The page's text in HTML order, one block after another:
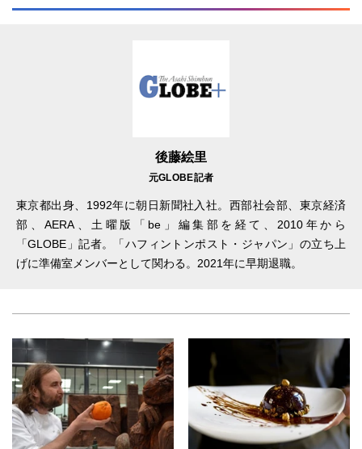
後藤絵里
元GLOBE記者
東京都出身、1992年に朝日新聞社入社。西部社会部、東京経済
部、AERA、土曜版「be」編集部を経て、2010年から
「GLOBE」記者。「ハフィントンポスト・ジャパン」の立ち上
げに準備室メンバーとして関わる。2021年に早期退職。